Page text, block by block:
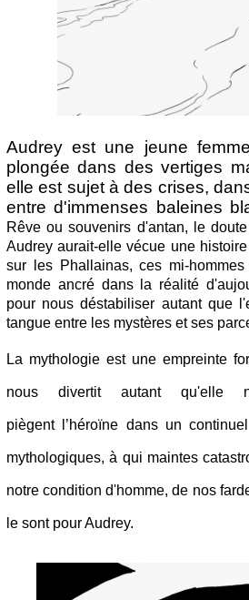
Audrey est une jeune
plongée dans des vertiges
elle est sujet à des crises,
entre d'immenses baleines
Rêve ou souvenirs d'antan, le
Audrey aurait-elle vécue une
sur les Phallainas, ces mi-
monde ancré dans la réalité
pour nous déstabiliser autant que
tangue entre les mystères et ses
La mythologie est une empreinte
nous divertit autant qu'elle
piègent l’héroïne dans un
mythologiques, à qui maintes
notre condition d'homme, de nos
le sont pour Audrey.